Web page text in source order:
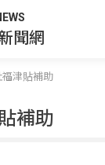
聞網
福津貼補助
補助